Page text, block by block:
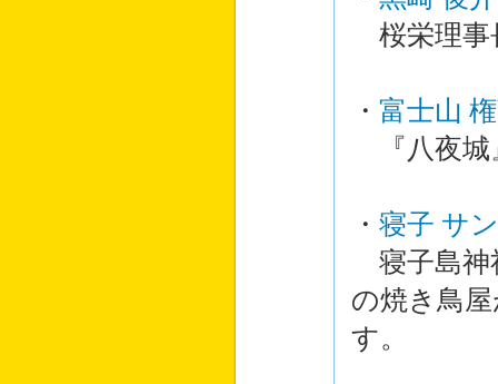
桜栄理事
・ 富士山
『八夜城
・ 寝子 サ
寝子島神
の焼き鳥
す。